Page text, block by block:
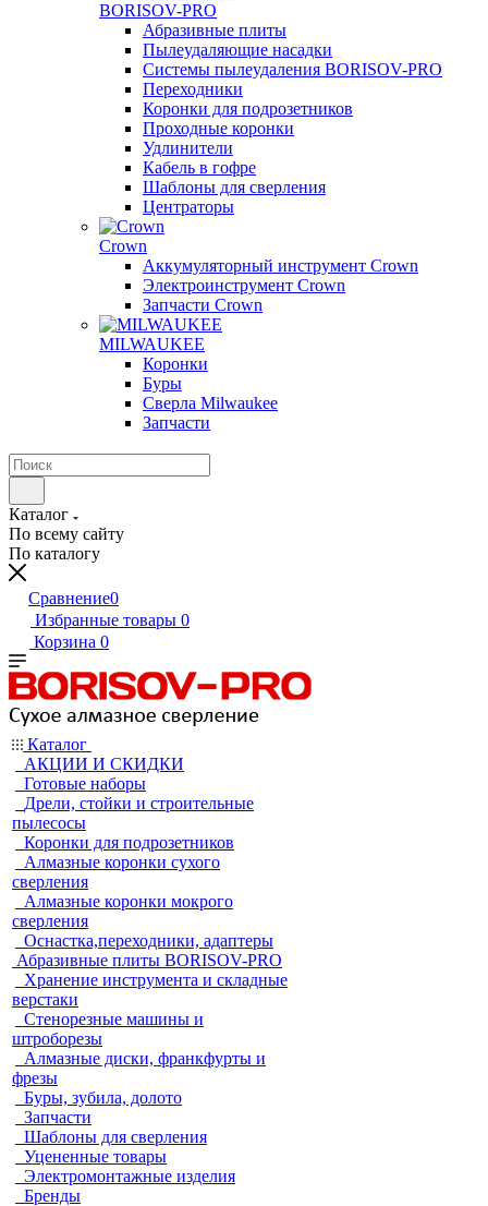
BORISOV-PRO
Абразивные плиты
Пылеудаляющие насадки
Системы пылеудаления BORISOV-PRO
Переходники
Коронки для подрозетников
Проходные коронки
Удлинители
Кабель в гофре
Шаблоны для сверления
Центраторы
Crown
Аккумуляторный инструмент Crown
Электроинструмент Crown
Запчасти Crown
MILWAUKEE
Коронки
Буры
Сверла Milwaukee
Запчасти
Каталог
По всему сайту
По каталогу
Сравнение0
Избранные товары 0
Корзина 0
Каталог
АКЦИИ И СКИДКИ
Готовые наборы
Дрели, стойки и строительные
пылесосы
Коронки для подрозетников
Алмазные коронки сухого
сверления
Алмазные коронки мокрого
сверления
Оснастка,переходники, адаптеры
Абразивные плиты BORISOV-PRO
Хранение инструмента и складные
верстаки
Стенорезные машины и
штроборезы
Алмазные диски, франкфурты и
фрезы
Буры, зубила, долото
Запчасти
Шаблоны для сверления
Уцененные товары
Электромонтажные изделия
Бренды